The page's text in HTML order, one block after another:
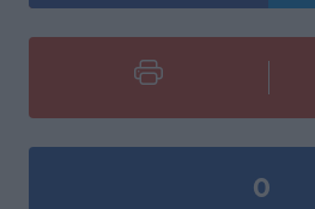
0